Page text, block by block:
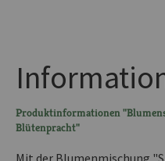
Produktinformationen
Blütenpracht"